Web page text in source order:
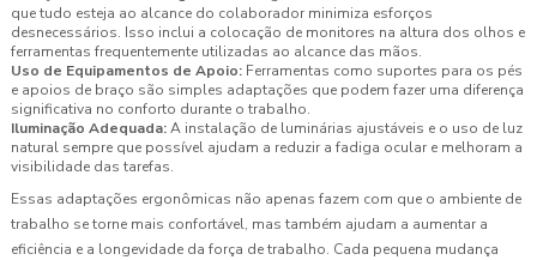
que tudo esteja ao alcance do colaborador minimiza esforços
desnecessários. Isso inclui a colocação de monitores na altura dos olhos e
ferramentas frequentemente utilizadas ao alcance das mãos.
Uso de Equipamentos de Apoio: Ferramentas como suportes para os pés
e apoios de braço são simples adaptações que podem fazer uma diferença
significativa no conforto durante o trabalho.
Iluminação Adequada:A instalação de luminárias ajustáveis e o uso de luz
natural sempre que possível ajudam a reduzir a fadiga ocular e melhoram a
visibilidade das tarefas.
Essas adaptações ergonômicas não apenas fazem com que o ambiente de
trabalho se torne mais confortável, mas também ajudam a aumentar a
eficiência e a longevidade da força de trabalho. Cada pequena mudança